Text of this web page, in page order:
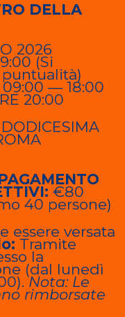
DELLA
2026
(Si
09:00 — 18:00
20:00
€80
40 persone)
essere versata
Tramite
la
(dal lunedì
Nota: Le
rimborsate